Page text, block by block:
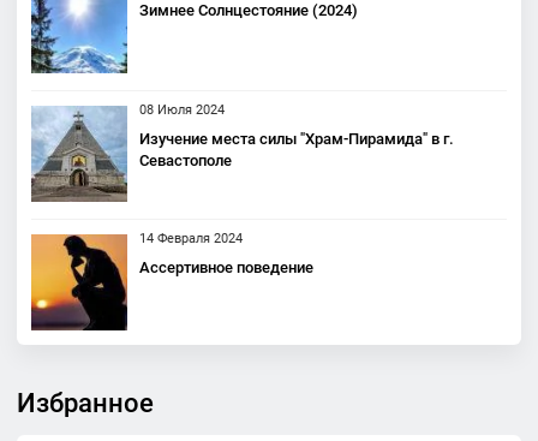
Зимнее Солнцестояние (2024)
08 Июля 2024
Изучение места силы "Храм-Пирамида" в г.
Севастополе
14 Февраля 2024
Ассертивное поведение
Избранное